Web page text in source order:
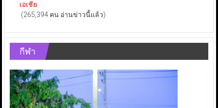
เอเชีย
(265,394 คน อ่านข่าวนี้แล้ว)
กีฬา